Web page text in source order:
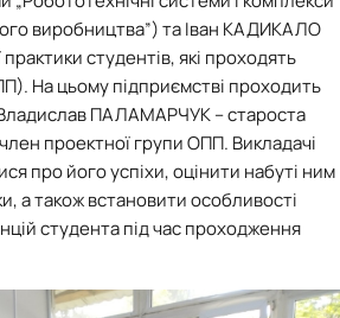
виробництва”) та Іван КАДИКАЛО
студентів, які проходять
На цьому підприємстві проходить
ПАЛАМАРЧУК – староста
проектної групи ОПП. Викладачі
про його успіхи, оцінити набуті ним
а також встановити особливості
студента під час проходження